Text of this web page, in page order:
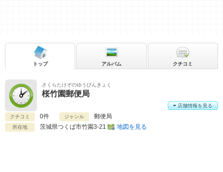
さくらたけぞのゆうびんきょく
桜竹園郵便局
クチコミ 0件 ジャンル 郵便局
所在地 茨城県つくば市竹園3-21 地図を見る
店舗情報を見る
トップ アルバム クチコミ